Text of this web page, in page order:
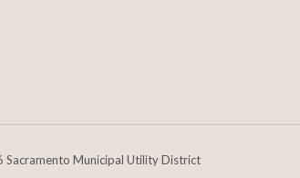
Sacramento Municipal Utility District